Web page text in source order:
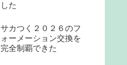
した
サカつく２０２６のフ
ォーメーション交換を
完全制覇できた